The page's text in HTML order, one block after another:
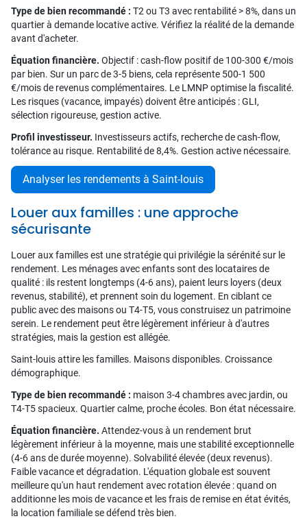
Type de bien recommandé : T2 ou T3 avec rentabilité > 8%, dans un
quartier à demande locative active. Vérifiez la réalité de la demande
avant d'acheter.
Équation financière. Objectif : cash-flow positif de 100-300 €/mois
par bien. Sur un parc de 3-5 biens, cela représente 500-1 500
€/mois de revenus complémentaires. Le LMNP optimise la fiscalité.
Les risques (vacance, impayés) doivent être anticipés : GLI,
sélection rigoureuse, gestion active.
Profil investisseur. Investisseurs actifs, recherche de cash-flow,
tolérance au risque. Rentabilité de 8,4%. Gestion active nécessaire.
Analyser les rendements à Saint-louis
Louer aux familles : une approche
sécurisante
Louer aux familles est une stratégie qui privilégie la sérénité sur le
rendement. Les ménages avec enfants sont des locataires de
qualité : ils restent longtemps (4-6 ans), paient leurs loyers (deux
revenus, stabilité), et prennent soin du logement. En ciblant ce
public avec des maisons ou T4-T5, vous construisez un patrimoine
serein. Le rendement peut être légèrement inférieur à d'autres
stratégies, mais la gestion est allégée.
Saint-louis attire les familles. Maisons disponibles. Croissance
démographique.
Type de bien recommandé : maison 3-4 chambres avec jardin, ou
T4-T5 spacieux. Quartier calme, proche écoles. Bon état nécessaire.
Équation financière. Attendez-vous à un rendement brut
légèrement inférieur à la moyenne, mais une stabilité exceptionnelle
(4-6 ans de durée moyenne). Solvabilité élevée (deux revenus).
Faible vacance et dégradation. L'équation globale est souvent
meilleure qu'un haut rendement avec rotation élevée : quand on
additionne les mois de vacance et les frais de remise en état évités,
la location familiale se défend très bien.